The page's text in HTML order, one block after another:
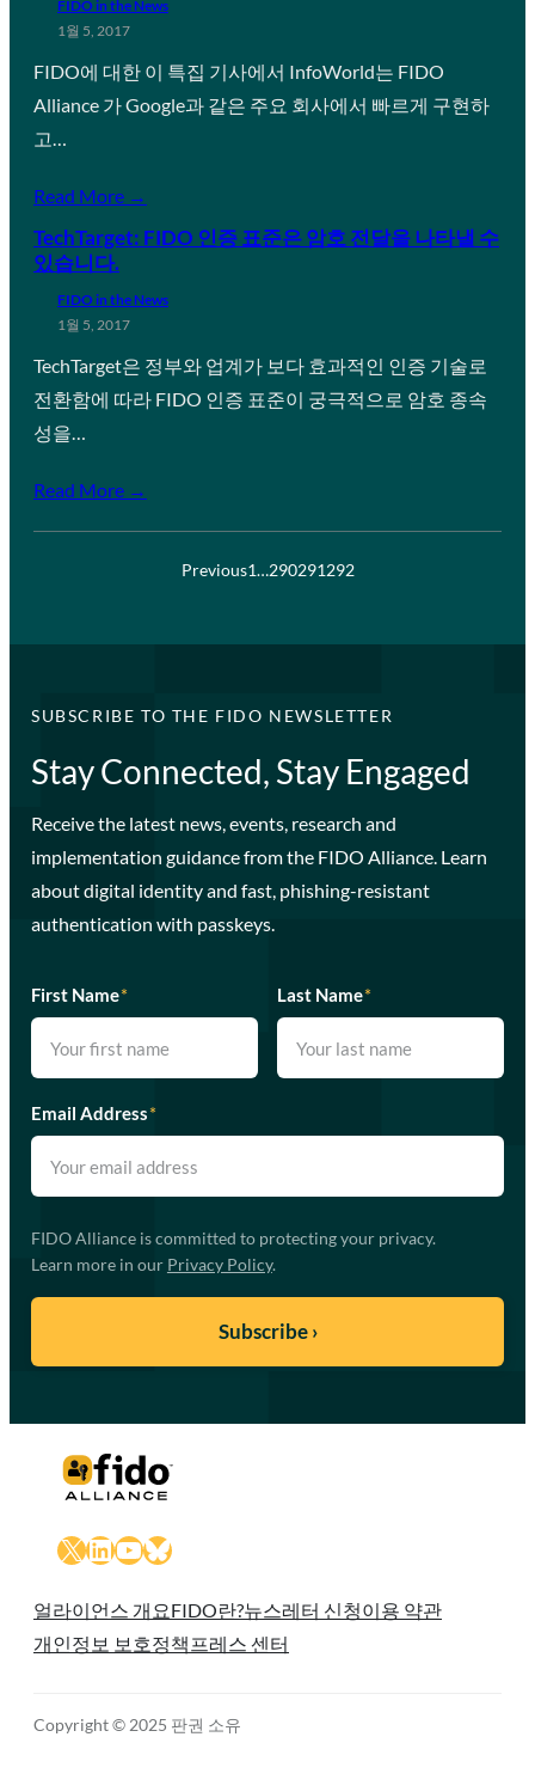
FIDO in the News
1월 5, 2017
FIDO에 대한 이 특집 기사에서 InfoWorld는 FIDO
Alliance 가 Google과 같은 주요 회사에서 빠르게 구현하
고…
Read More →
TechTarget: FIDO 인증 표준은 암호 전달을 나타낼 수
있습니다.
FIDO in the News
1월 5, 2017
TechTarget은 정부와 업계가 보다 효과적인 인증 기술로
전환함에 따라 FIDO 인증 표준이 궁극적으로 암호 종속
성을…
Read More →
Previous1…290291292
SUBSCRIBE TO THE FIDO NEWSLETTER
Stay Connected, Stay Engaged
Receive the latest news, events, research and
implementation guidance from the FIDO Alliance. Learn
about digital identity and fast, phishing-resistant
authentication with passkeys.
First Name* Last Name*
Email Address*
FIDO Alliance is committed to protecting your privacy.
Learn more in our Privacy Policy.
X LinkedIn
YouTube
Bluesky
얼라이언스 개요FIDO란?뉴스레터 신청이용 약관
개인정보 보호정책 프레스 센터
Copyright © 2025 판권 소유